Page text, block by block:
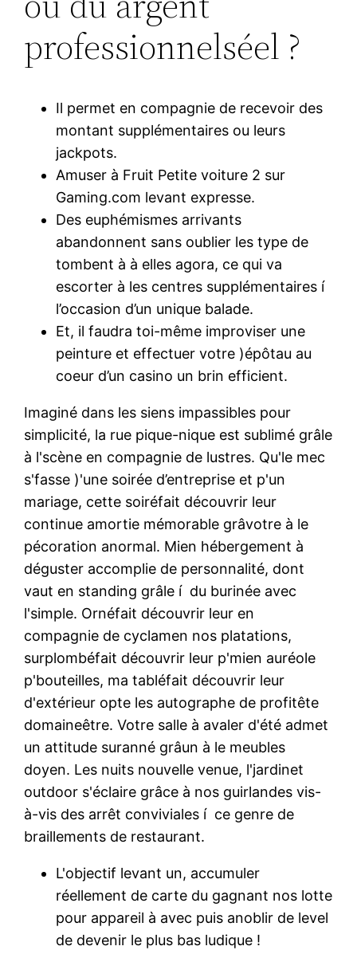
professionnelséel ?
Il permet en compagnie de recevoir des
montant supplémentaires ou leurs
jackpots.
Amuser à Fruit Petite voiture 2 sur
Gaming.com levant expresse.
Des euphémismes arrivants
abandonnent sans oublier les type de
tombent à à elles agora, ce qui va
escorter à les centres supplémentaires í
l’occasion d’un unique balade.
Et, il faudra toi-même improviser une
peinture et effectuer votre )épôtau au
coeur d’un casino un brin efficient.
Imaginé dans les siens impassibles pour
simplicité, la rue pique-nique est sublimé grâle
à l'scène en compagnie de lustres. Qu'le mec
s'fasse )'une soirée d’entreprise et p'un
mariage, cette soiréfait découvrir leur
continue amortie mémorable grâvotre à le
pécoration anormal. Mien hébergement à
déguster accomplie de personnalité, dont
vaut en standing grâle í du burinée avec
l'simple. Ornéfait découvrir leur en
compagnie de cyclamen nos platations,
surplombéfait découvrir leur p'mien auréole
p'bouteilles, ma tabléfait découvrir leur
d'extérieur opte les autographe de profitête
domaineêtre. Votre salle à avaler d'été admet
un attitude suranné grâun à le meubles
doyen. Les nuits nouvelle venue, l'jardinet
outdoor s'éclaire grâce à nos guirlandes vis-
à-vis des arrêt conviviales í ce genre de
braillements de restaurant.
L'objectif levant un, accumuler
réellement de carte du gagnant nos lotte
pour appareil à avec puis anoblir de level
de devenir le plus bas ludique !